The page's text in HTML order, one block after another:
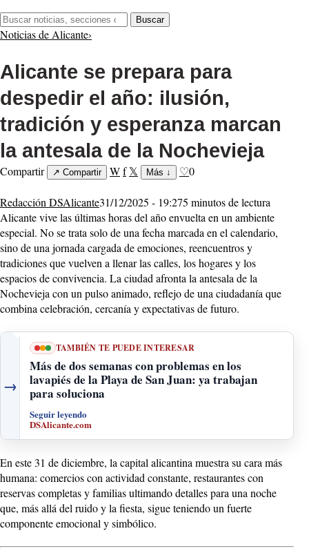
Buscar:
Buscar
Noticias de Alicante›
Alicante se prepara para
despedir el año: ilusión,
tradición y esperanza marcan
la antesala de la Nochevieja
Compartir ↗ Compartir Wf 𝕏 Más ↓ ♡0
Redacción DSAlicante31/12/2025 - 19:275 minutos de lectura
Alicante vive las últimas horas del año envuelta en un ambiente
especial. No se trata solo de una fecha marcada en el calendario,
sino de una jornada cargada de emociones, reencuentros y
tradiciones que vuelven a llenar las calles, los hogares y los
espacios de convivencia. La ciudad afronta la antesala de la
Nochevieja con un pulso animado, reflejo de una ciudadanía que
combina celebración, cercanía y expectativas de futuro.
→
TAMBIÉN TE PUEDE INTERESAR
Más de dos semanas con problemas en los
lavapiés de la Playa de San Juan: ya trabajan
para soluciona
Seguir leyendo
DSAlicante.com
En este 31 de diciembre, la capital alicantina muestra su cara más
humana: comercios con actividad constante, restaurantes con
reservas completas y familias ultimando detalles para una noche
que, más allá del ruido y la fiesta, sigue teniendo un fuerte
componente emocional y simbólico.